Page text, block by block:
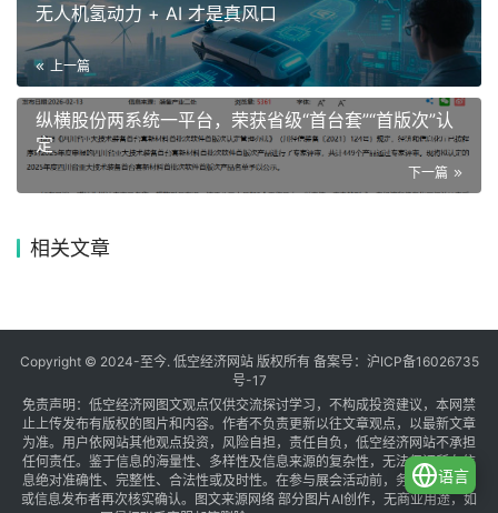
无人机氢动力 + AI 才是真风口
上一篇
纵横股份两系统一平台，荣获省级“首台套”“首版次”认
定
下一篇
相关文章
Copyright © 2024-至今. 低空经济网站 版权所有 备案号： 沪ICP备16026735
号-17
免责声明：低空经济网图文观点仅供交流探讨学习，不构成投资建议，本网禁
止上传发布有版权的图片和内容。作者不负责更新以往文章观点，以最新文章
为准。用户依网站其他观点投资，风险自担，责任自负，低空经济网站不承担
任何责任。鉴于信息的海量性、多样性及信息来源的复杂性，无法保证所有信
息绝对准确性、完整性、合法性或及时性。在参与展会活动前，务必与组织方
或信息发布者再次核实确认。图文来源网络 部分图片AI创作，无商业用途，如
语言